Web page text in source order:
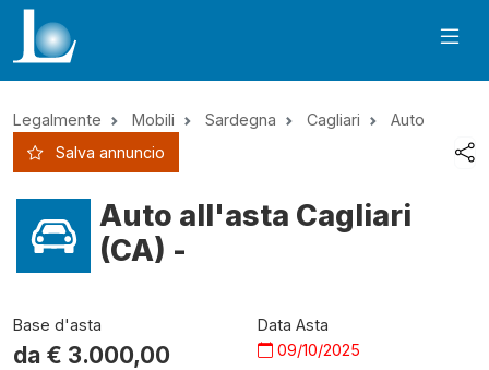
Legalmente Mobili Sardegna Cagliari
Auto
Salva annuncio
Auto all'asta Cagliari
(CA) -
Base d'asta
da € 3.000,00
Data Asta
09/10/2025